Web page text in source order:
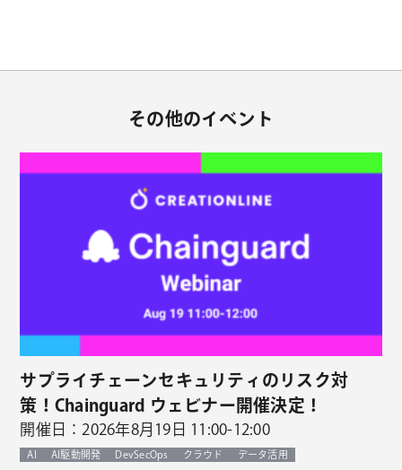
その他のイベント
サプライチェーンセキュリティのリスク対
策！Chainguard ウェビナー開催決定！
開催日：2026年8月19日 11:00-12:00
AI AI駆動開発 DevSecOps クラウド データ活用